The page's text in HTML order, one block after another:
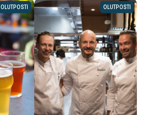
OLUTPOSTI OLUTPOSTI